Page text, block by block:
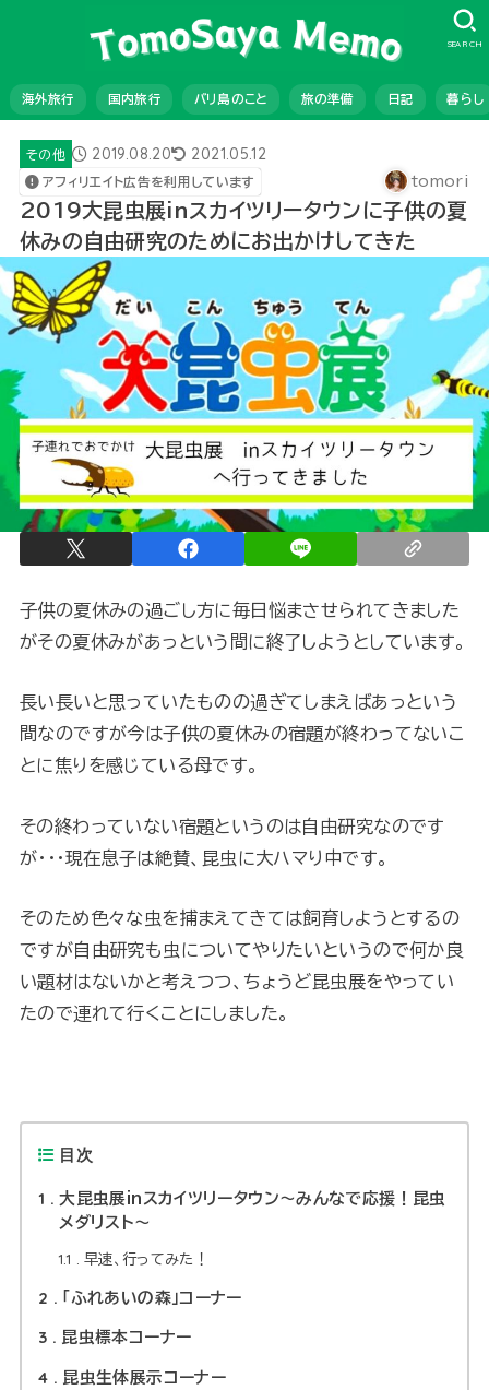
海外旅行 国内旅行 バリ島のこと 旅の準備 日記 暮らし
SEARCH
その他 2019.08.20 2021.05.12
アフィリエイト広告を利用しています tomori
2019大昆虫展inスカイツリータウンに子供の夏
休みの自由研究のためにお出かけしてきた
子供の夏休みの過ごし方に毎日悩まさせられてきました
がその夏休みがあっという間に終了しようとしています。
長い長いと思っていたものの過ぎてしまえばあっという
間なのですが今は子供の夏休みの宿題が終わってないこ
とに焦りを感じている母です。
その終わっていない宿題というのは自由研究なのです
が・・・現在息子は絶賛、昆虫に大ハマり中です。
そのため色々な虫を捕まえてきては飼育しようとするの
ですが自由研究も虫についてやりたいというので何か良
い題材はないかと考えつつ、ちょうど昆虫展をやってい
たので連れて行くことにしました。
目次
1
大昆虫展inスカイツリータウン〜みんなで応援！昆虫
メダリスト〜
1.1 早速、行ってみた！
2 「ふれあいの森」コーナー
3 昆虫標本コーナー
4 昆虫生体展示コーナー